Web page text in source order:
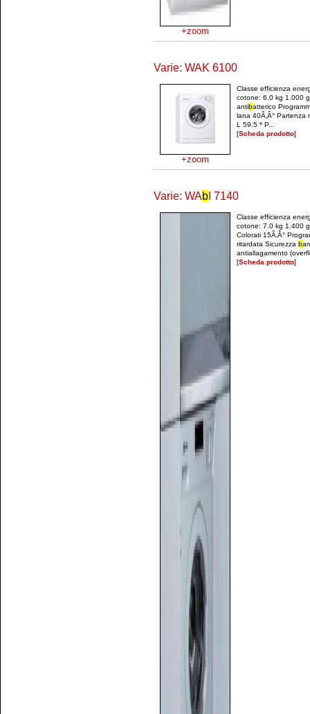
+zoom
Varie: WAK 6100
+zoom
Classe efficienza
cotone: 6.0 kg 1.000
antibatterico
lana 40Ã‚Â° Partenza
L 59.5 * P...
[Scheda prodotto]
Varie: WAb I 7140
Classe efficienza
cotone: 7.0 kg 1.400
Colorati 15Ã‚Â°
ritardata Sicurezza b
antiallagamento
[Scheda prodotto]